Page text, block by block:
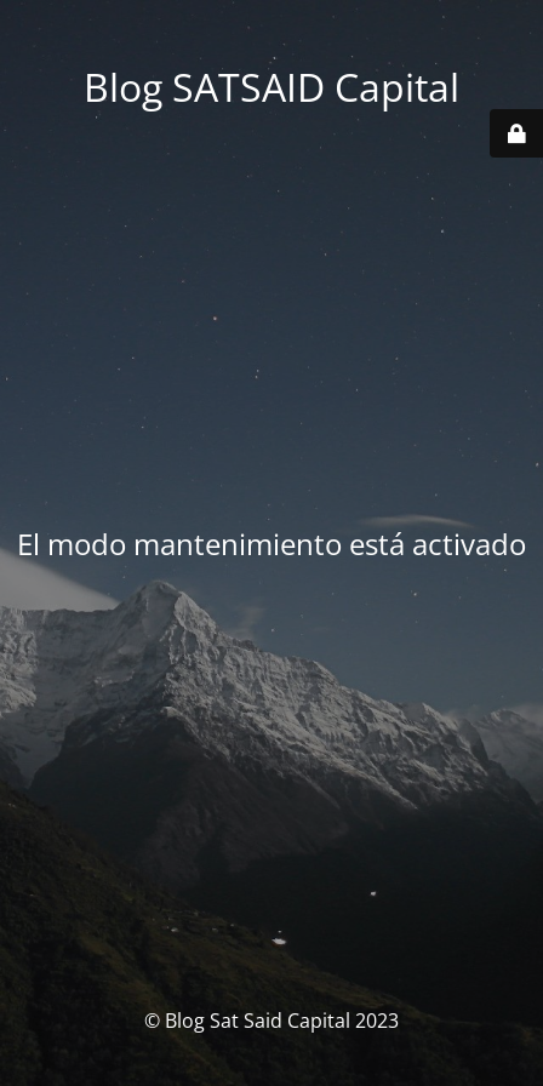
Blog SATSAID Capital
El modo mantenimiento está activado
© Blog Sat Said Capital 2023